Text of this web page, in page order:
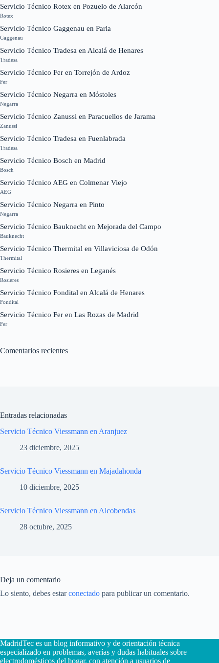
Servicio Técnico Rotex en Pozuelo de Alarcón
Rotex
Servicio Técnico Gaggenau en Parla
Gaggenau
Servicio Técnico Tradesa en Alcalá de Henares
Tradesa
Servicio Técnico Fer en Torrejón de Ardoz
Fer
Servicio Técnico Negarra en Móstoles
Negarra
Servicio Técnico Zanussi en Paracuellos de Jarama
Zanussi
Servicio Técnico Tradesa en Fuenlabrada
Tradesa
Servicio Técnico Bosch en Madrid
Bosch
Servicio Técnico AEG en Colmenar Viejo
AEG
Servicio Técnico Negarra en Pinto
Negarra
Servicio Técnico Bauknecht en Mejorada del Campo
Bauknecht
Servicio Técnico Thermital en Villaviciosa de Odón
Thermital
Servicio Técnico Rosieres en Leganés
Rosieres
Servicio Técnico Fondital en Alcalá de Henares
Fondital
Servicio Técnico Fer en Las Rozas de Madrid
Fer
Comentarios recientes
Entradas relacionadas
Servicio Técnico Viessmann en Aranjuez
23 diciembre, 2025
Servicio Técnico Viessmann en Majadahonda
10 diciembre, 2025
Servicio Técnico Viessmann en Alcobendas
28 octubre, 2025
Deja un comentario
Lo siento, debes estarconectado para publicar un comentario.
MadridTec es un blog informativo y de orientación técnica
especializado en problemas, averías y dudas habituales sobre
electrodomésticos del hogar, con atención a usuarios de